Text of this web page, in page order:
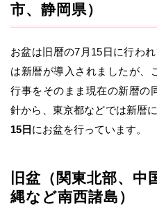
市、静岡県）
お盆は旧暦の7月15日に行わ
は新暦が導入されましたが、
行事をそのまま現在の新暦の
針から、東京都などでは新暦
15日 にお盆を行っています。
旧盆（関東北部、
縄など南西諸島）